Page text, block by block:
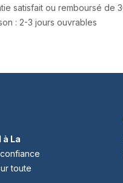
satisfait ou remboursé de
: 2-3 jours ouvrables
La
toute